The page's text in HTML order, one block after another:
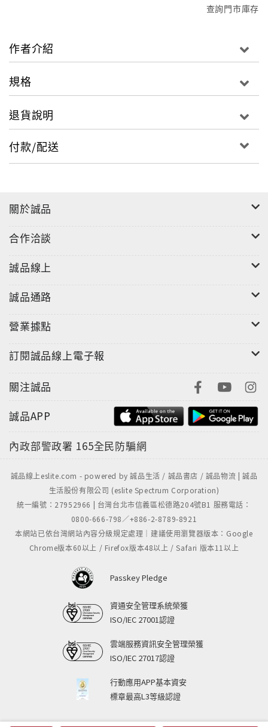
查詢門市庫存
作者介紹
規格
退貨說明
付款/配送
關於誠品
合作洽談
誠品線上
誠品通路
營業據點
訂閱誠品線上電子報
關注誠品
誠品APP
內政部警政署 165全民防騙網
誠品線上eslite.com - powered by 誠品生活 / 誠品書店 / 誠品物流 | 誠品
生活股份有限公司 (eslite Spectrum Corporation)
統一編號：27952966 | 台灣台北市信義區松德路204號B1 服務電話：
0800-666-798／+886-2-8789-8921
本網站已依台灣網站內容分級規定處理｜建議使用瀏覽器版本：Google
Chrome版本60以上 / Firefox版本48以上 / Safari 版本11以上
Passkey Pledge
資通安全管理系統榮獲
ISO/IEC 27001認證
雲端服務資訊安全管理榮獲
ISO/IEC 27017認證
行動應用APP基本資安
標章最高L3等級認證